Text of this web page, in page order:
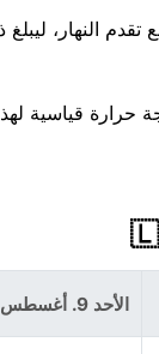
الأحد 9. أغسطس